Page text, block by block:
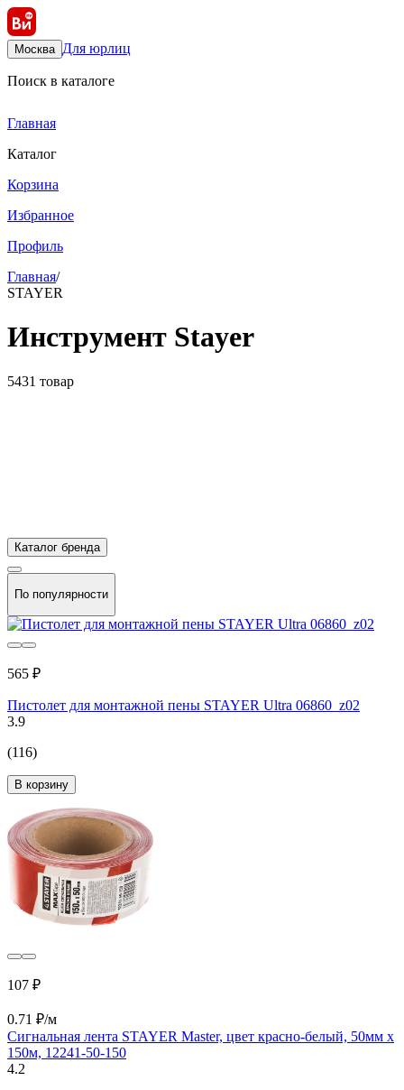
Москва Для юрлиц
Поиск в каталоге
Главная
Каталог
Корзина
Избранное
Профиль
Главная/
STAYER
Инструмент Stayer
5431 товар
Каталог бренда
По популярности
565 ₽
Пистолет для монтажной пены STAYER Ultra 06860_z02
3.9
(116)
В корзину
107 ₽
0.71 ₽/м
Сигнальная лента STAYER Master, цвет красно-белый, 50мм х
150м, 12241-50-150
4.2